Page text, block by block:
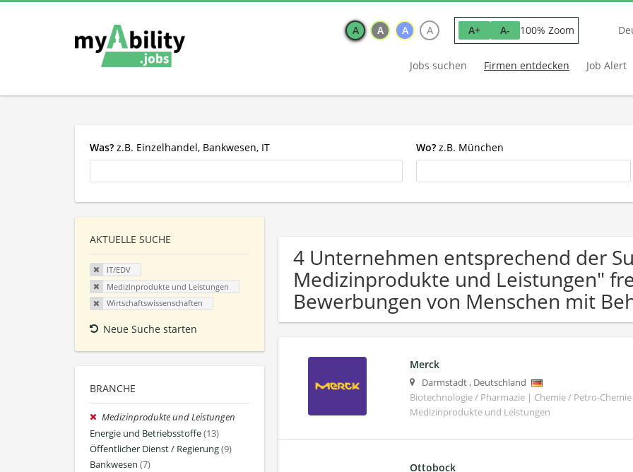
A A A A A+ A- 100% Zoom
Jobs suchen Firmen entdecken Job Alert
Was? z.B. Einzelhandel, Bankwesen, IT Wo? z.B. München
AKTUELLE SUCHE
IT/EDV
Medizinprodukte und Leistungen
Wirtschaftswissenschaften
Neue Suche starten
BRANCHE
Medizinprodukte und Leistungen
Energie und Betriebsstoffe(13)
Öffentlicher Dienst / Regierung(9)
Bankwesen (7)
4 Unternehmen entsprechend der
Medizinprodukte und Leistungen"
Bewerbungen von Menschen mit
Merck
Darmstadt, Deutschland
Biotechnologie / Pharmazie | Chemie / Petro-
Medizinprodukte und Leistungen
Ottobock